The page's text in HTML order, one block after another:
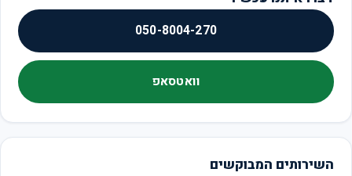
050-8004-270
וואטסאפ
השירותים המבוקשים